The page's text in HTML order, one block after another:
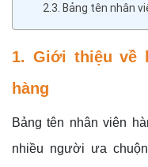
2.3. Bảng tên nhân
1. Giới thiệu về
hàng
Bảng tên nhân viên
nhiều người ưa